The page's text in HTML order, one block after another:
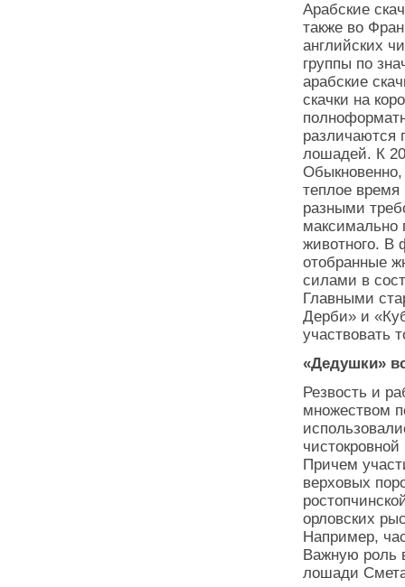
Арабские
также во
английских
группы по
арабские
скачки на
различаются
лошадей. К
Обыкновенно,
теплое
разными
максимально
животного. В
отобранные
силами в
Главными
Дерби» и
участвовать
«Дедушки»
Резвость и
множеством
Причем
верховых
орловских
Например,
Важную роль
лошади